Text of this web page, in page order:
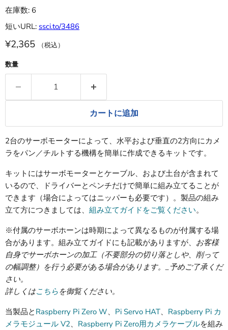
在庫数: 6
短いURL: ssci.to/3486
¥2,365 （税込）
数量
カートに追加
2台のサーボモーターによって、水平および垂直の2方向にカメ
ラをパン／チルトする機構を簡単に作成できるキットです。
キットにはサーボモーターとケーブル、および土台が含まれて
いるので、ドライバーとペンチだけで簡単に組み立てることが
できます（場合によってはニッパーも必要です）。製品の組み
立て方につきましては、 組み立てガイドをご覧ください。
※付属のサーボホーンは時期によって異なるものが付属する場
合があります。組み立てガイドにも記載がありますが、 お客様
自身でサーボホーンの加工（不要部分の切り落としや、削って
の幅調整）を行う必要がある場合があります。_予めご了承くだ
さい。
詳しくはこちらを御覧ください。
当製品と Raspberry Pi Zero W、 Pi Servo HAT、 Raspberry Pi カ
メラモジュール V2、 Raspberry Pi Zero用カメラケーブルを組み